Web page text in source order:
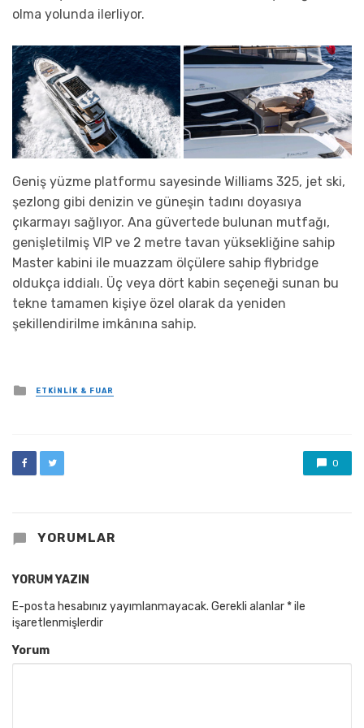
olma yolunda ilerliyor.
Geniş yüzme platformu sayesinde Williams 325, jet ski,
şezlong gibi denizin ve güneşin tadını doyasıya
çıkarmayı sağlıyor. Ana güvertede bulunan mutfağı,
genişletilmiş VIP ve 2 metre tavan yüksekliğine sahip
Master kabini ile muazzam ölçülere sahip flybridge
oldukça iddialı. Üç veya dört kabin seçeneği sunan bu
tekne tamamen kişiye özel olarak da yeniden
şekillendirilme imkânına sahip.
Posted
in
ETKINLIK & FUAR
0
YORUMLAR
YORUM YAZIN
E-posta hesabınız yayımlanmayacak. Gerekli alanlar *ile
işaretlenmişlerdir
Yorum